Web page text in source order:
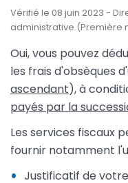
Vérifié le 08 juin 2023 -
administrative (Première
Oui, vous pouvez
les frais d'obsèques
ascendant), à
payés par la
Les services fiscaux
fournir notamment
Justificatif de votre